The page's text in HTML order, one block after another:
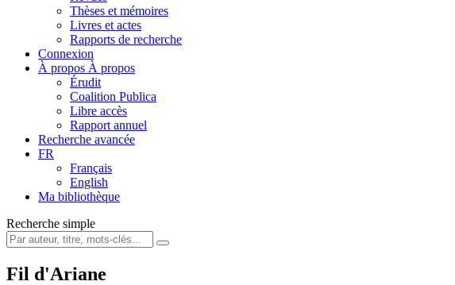
Thèses et mémoires
Livres et actes
Rapports de recherche
Connexion
À propos À propos
Érudit
Coalition Publica
Libre accès
Rapport annuel
Recherche avancée
FR
Français
English
Ma bibliothèque
Recherche simple
Fil d'Ariane